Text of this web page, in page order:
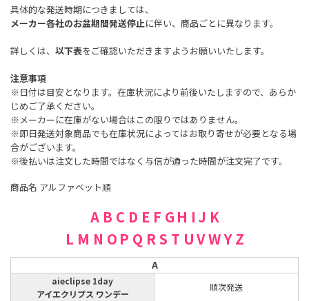
具体的な発送時期につきましては、
メーカー各社のお盆期間発送停止に伴い、商品ごとに異なります。
詳しくは、 以下表をご確認いただきますようお願いいたします。
注意事項
※日付は目安となります。在庫状況により前後いたしますので、あらか
じめご了承ください。
※メーカーに在庫がない場合はこの限りではありません。
※即日発送対象商品でも在庫状況によってはお取り寄せが必要となる場
合がございます。
※後払いは注文した時間ではなく与信が通った時間が注文完了です。
商品名 アルファベット順
A B C D E F G H I J K
L M N O P Q RS T UVWYZ
A
aieclipse 1day
アイエクリプス ワンデー
順次発送